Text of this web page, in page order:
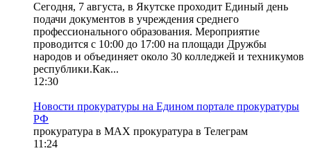
Сегодня, 7 августа, в Якутске проходит Единый день
подачи документов в учреждения среднего
профессионального образования. Мероприятие
проводится с 10:00 до 17:00 на площади Дружбы
народов и объединяет около 30 колледжей и техникумов
республики.Как...
12:30
Новости прокуратуры на Едином портале прокуратуры
РФ
прокуратура в МАХ прокуратура в Телеграм
11:24